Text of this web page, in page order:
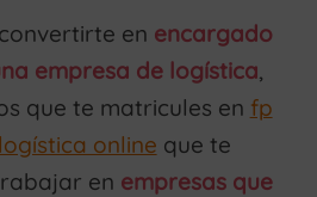
en encargado
empresa de logística
que te matricules en fp
online que te
en empresas que